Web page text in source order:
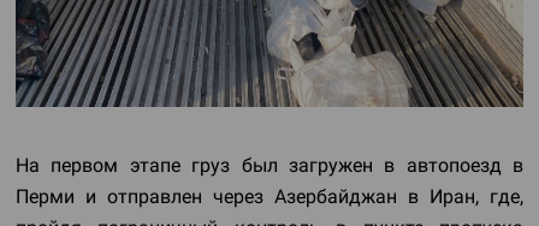
На первом этапе груз был загружен в автопоезд в
Перми и отправлен через Азербайджан в Иран, где,